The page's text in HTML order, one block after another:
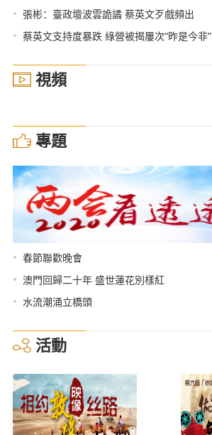
• 張彬：臺政壇波雲詭譎 蔡英文歹戲頻出
• 蔡英文支持度暴跌 綠營被揭屢次“昨是今非”
視頻
專題
• 春節聯歡晚會
• 澳門回歸二十年 盛世蓮花別樣紅
• 水流潮涌立橋頭
活動